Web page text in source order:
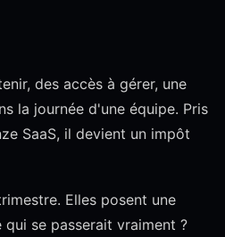
des accès à gérer, une
la journée d'une équipe. Pris
SaaS, il devient un impôt
Elles posent une
se passerait vraiment ?